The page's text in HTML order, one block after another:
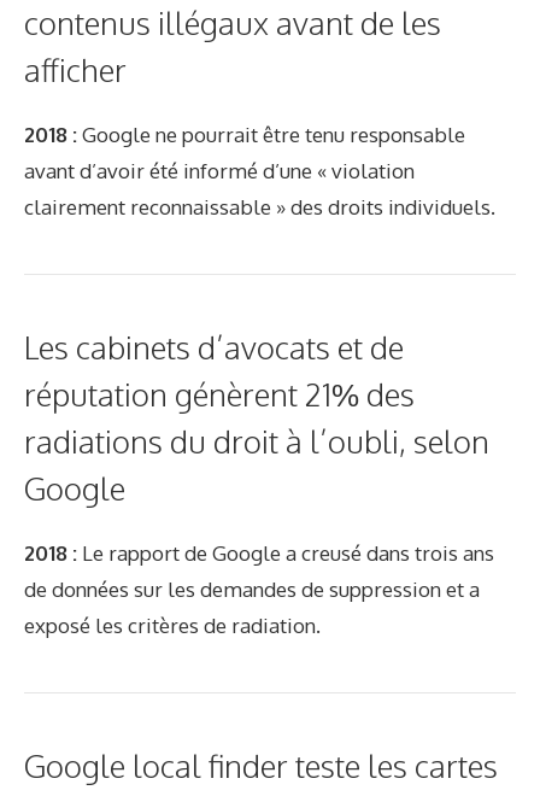
contenus illégaux avant de les
afficher
2018 :Google ne pourrait être tenu responsable
avant d’avoir été informé d’une « violation
clairement reconnaissable » des droits individuels.
Les cabinets d’avocats et de
réputation génèrent 21% des
radiations du droit à l’oubli, selon
Google
2018 : Le rapport de Google a creusé dans trois ans
de données sur les demandes de suppression et a
exposé les critères de radiation.
Google local finder teste les cartes